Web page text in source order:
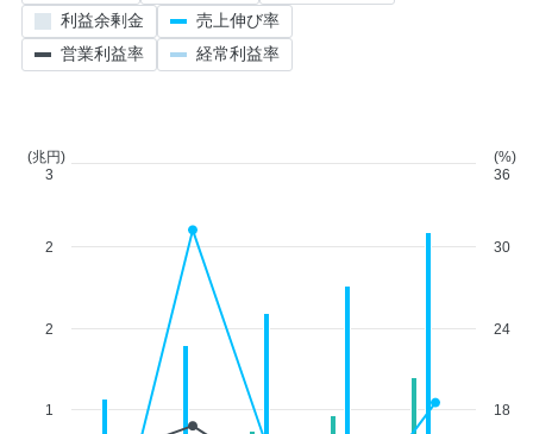
1
2
2
(兆円)
3
18
24
30
(%)
36
利益余剰金
売上伸び率
営業利益率
経常利益率